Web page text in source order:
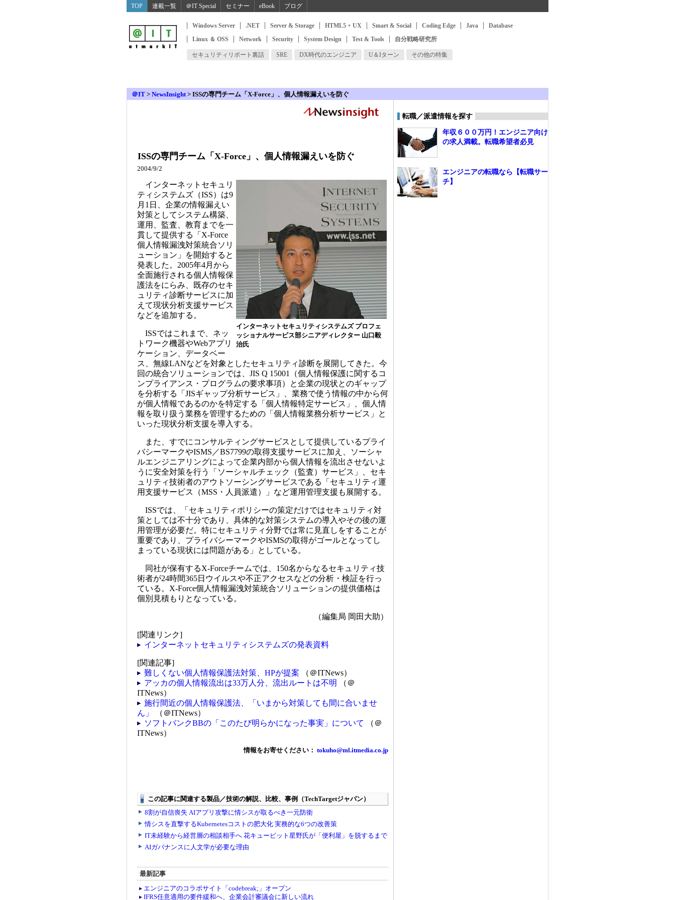
TOP 連載一覧 ＠IT Special セミナー eBook ブログ
Windows Server .NET Server & Storage HTML5 + UX Smart & Social Coding Edge Java
Database
Linux ＆ OSS
Network Security System Design Test & Tools 自分戦略研究所
セキュリティリポート裏話 SRE DX時代のエンジニア U＆Iターン その他の特集
＠IT > NewsInsight> ISSの専門チーム「X-Force」、個人情報漏えいを防ぐ
ISSの専門チーム「X-Force」、個人情報漏えいを防ぐ
2004/9/2
インターネットセキュリティシステムズ プロフェ
ッショナルサービス部シニアディレクター 山口毅
治氏
インターネットセキュリ
ティシステムズ（ISS）は9
月1日、企業の情報漏えい
対策としてシステム構築、
運用、監査、教育までを一
貫して提供する「X-Force
個人情報漏洩対策統合ソリ
ューション」を開始すると
発表した。2005年4月から
全面施行される個人情報保
護法をにらみ、既存のセキ
ュリティ診断サービスに加
えて現状分析支援サービス
などを追加する。
ISSではこれまで、ネッ
トワーク機器やWebアプリ
ケーション、データベー
ス、無線LANなどを対象としたセキュリティ診断を展開してきた。今
回の統合ソリューションでは、JIS Q 15001（個人情報保護に関するコ
ンプライアンス・プログラムの要求事項）と企業の現状とのギャップ
を分析する「JISギャップ分析サービス」、業務で使う情報の中から何
が個人情報であるのかを特定する「個人情報特定サービス」、個人情
報を取り扱う業務を管理するための「個人情報業務分析サービス」と
いった現状分析支援を導入する。
また、すでにコンサルティングサービスとして提供しているプライ
バシーマークやISMS／BS7799の取得支援サービスに加え、ソーシャ
ルエンジニアリングによって企業内部から個人情報を流出させないよ
うに安全対策を行う「ソーシャルチェック（監査）サービス」、セキ
ュリティ技術者のアウトソーシングサービスである「セキュリティ運
用支援サービス（MSS・人員派遣）」など運用管理支援も展開する。
ISSでは、「セキュリティポリシーの策定だけではセキュリティ対
策としては不十分であり、具体的な対策システムの導入やその後の運
用管理が必要だ。特にセキュリティ分野では常に見直しをすることが
重要であり、プライバシーマークやISMSの取得がゴールとなってし
まっている現状には問題がある」としている。
同社が保有するX-Forceチームでは、150名からなるセキュリティ技
術者が24時間365日ウイルスや不正アクセスなどの分析・検証を行っ
ている。X-Force個人情報漏洩対策統合ソリューションの提供価格は
個別見積もりとなっている。
（編集局 岡田大助）
[関連リンク]
インターネットセキュリティシステムズの発表資料
[関連記事]
難しくない個人情報保護法対策、HPが提案 （＠ITNews）
アッカの個人情報流出は33万人分、流出ルートは不明
（＠
ITNews）
施行間近の個人情報保護法、「いまから対策しても間に合いませ
ん」
（＠ITNews）
ソフトバンクBBの「このたび明らかになった事実」について
（＠
ITNews）
情報をお寄せください： tokuho@ml.itmedia.co.jp
最新記事
エンジニアのコラボサイト「codebreak;」オープン
IFRS任意適用の要件緩和へ、企業会計審議会に新しい流れ
転職／派遣情報を探す
年収６００万円！エンジニア向け
の求人満載。転職希望者必見
エンジニアの転職なら【転職サー
チ】